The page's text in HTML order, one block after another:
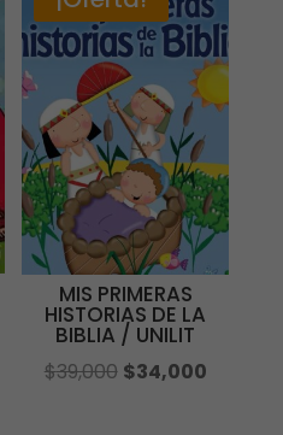
MIS PRIMERAS
HISTORIAS DE LA
BIBLIA / UNILIT
$39,000 El
$34,000El